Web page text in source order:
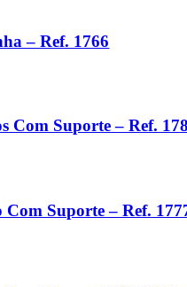
– Ref. 1766
Com Suporte – Ref.
Com Suporte – Ref.